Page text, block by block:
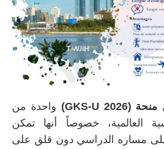
منحة (GKS-U 2026)
واحدة من
العالمية، خصوصاً أنها تمكن
مساره الدراسي دون قلق على